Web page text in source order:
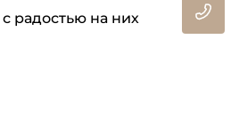
радостью на них